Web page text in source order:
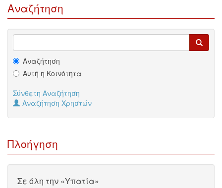
Αναζήτηση
Αναζήτηση
Αυτή η Κοινότητα
Σύνθετη Αναζήτηση
Αναζήτηση Χρηστών
Πλοήγηση
Σε όλη την «Υπατία»